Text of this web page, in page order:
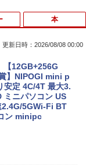
】【大特価!訳あ
A576/第6世代 C
15.6型液
DVD/Office/中古
ン Windows11 W
更新日時：2026/08/08 00:00
【12GB+256G
】NIPOGI mini p
定 4C/4T 最大3.
ミニパソコン US
5GWi-Fi BT
ン minipc
本